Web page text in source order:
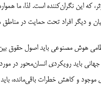
این نگران‌کننده است. لذا، ما
و دیگر افراد تحت حمایت در
نظامی هوش مصنوعی باید اصول حقوق
باید رویکردی انسان‌محور در
و کاهش خطرات باقی‌مانده،